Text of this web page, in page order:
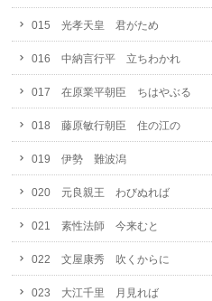
015 光孝天皇 君がため
016 中納言行平 立ちわかれ
017 在原業平朝臣 ちはやぶる
018 藤原敏行朝臣 住の江の
019 伊勢 難波潟
020 元良親王 わびぬれば
021 素性法師 今来むと
022 文屋康秀 吹くからに
023 大江千里 月見れば